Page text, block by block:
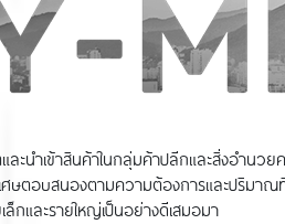
ละนำเข้าสินค้าในกลุ่มค้าปลีกและสิ่งอำ
อบสนองตามความต้องการและปริมาณ
กและรายใหญ่เป็นอย่างดีเสมอมา